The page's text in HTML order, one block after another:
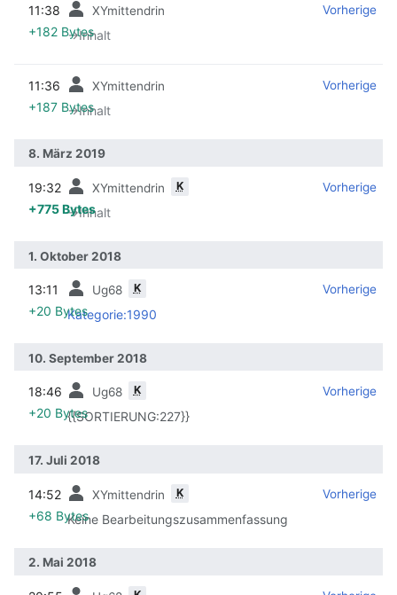
Vorherige
11:38 XYmittendrin
+182 Bytes
→‎Inhalt
Vorherige
11:36 XYmittendrin
+187 Bytes
→‎Inhalt
8. März 2019
Vorherige
19:32 XYmittendrin K
+775 Bytes
→‎Inhalt
1. Oktober 2018
Vorherige
13:11 Ug68 K
+20 BytesKategorie:1990
10. September 2018
Vorherige
18:46 Ug68 K
+20 Bytes{{SORTIERUNG:227}}
17. Juli 2018
Vorherige
14:52 XYmittendrin K
+68 BytesKeine Bearbeitungszusammenfassung
2. Mai 2018